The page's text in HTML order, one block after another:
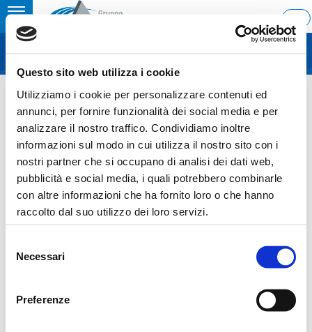
Questo sito web utilizza i cookie
Utilizziamo i cookie per personalizzare contenuti ed
annunci, per fornire funzionalità dei social media e per
analizzare il nostro traffico. Condividiamo inoltre
informazioni sul modo in cui utilizza il nostro sito con i
nostri partner che si occupano di analisi dei dati web,
pubblicità e social media, i quali potrebbero combinarle
con altre informazioni che ha fornito loro o che hanno
raccolto dal suo utilizzo dei loro servizi.
delNecessari
Preferenze
Toggle
navigation
MENU
Last update: 2024/06/07 12:06
07.06.2024
BUY BACK – MAY 2024
COS_Ascopiave_Buy-back_Maggio_2024_ITA-